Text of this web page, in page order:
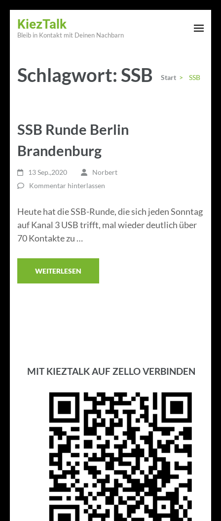
Inhalt
drücken)
KiezTalk
Bleib in Kontakt mit Deinen Nachbarn
Schlagwort: SSB Start > SSB
SSB Runde Berlin
Brandenburg
13 Sep.,2020
Norbert
Kommentar hinterlassen
Heute hat die SSB-Runde, die sich jeden Sonntag
auf Kanal 3 USB trifft, mal wieder deutlich über
70 Kontakte zu …
WEITERLESEN
MIT KIEZTALK AUF ZELLO VERBINDEN